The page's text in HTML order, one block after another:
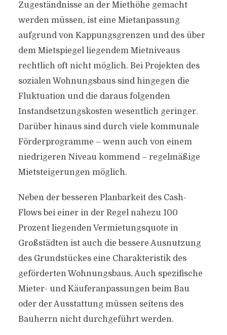
Zugeständnisse an der Miethöhe gemacht
werden müssen, ist eine Mietanpassung
aufgrund von Kappungsgrenzen und des über
dem Mietspiegel liegendem Mietniveaus
rechtlich oft nicht möglich. Bei Projekten des
sozialen Wohnungsbaus sind hingegen die
Fluktuation und die daraus folgenden
Instandsetzungskosten wesentlich geringer.
Darüber hinaus sind durch viele kommunale
Förderprogramme – wenn auch von einem
niedrigeren Niveau kommend – regelmäßige
Mietsteigerungen möglich.
Neben der besseren Planbarkeit des Cash-
Flows bei einer in der Regel nahezu 100
Prozent liegenden Vermietungsquote in
Großstädten ist auch die bessere Ausnutzung
des Grundstückes eine Charakteristik des
geförderten Wohnungsbaus. Auch spezifische
Mieter- und Käuferanpassungen beim Bau
oder der Ausstattung müssen seitens des
Bauherrn nicht durchgeführt werden.